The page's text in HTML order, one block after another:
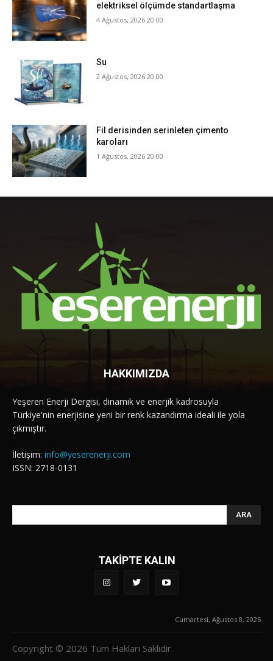
elektriksel ölçümde standartlaşma
4 Ağustos, 2026 20:00
Su
2 Ağustos, 2026 20:00
Fil derisinden serinleten çimento
karoları
1 Ağustos, 2026 20:00
HAKKIMIZDA
Yeşeren Enerji Dergisi, dinamik ve enerjik kadrosuyla
Türkiye'nin enerjisine yeni bir renk kazandırma ideali ile yola
çıkmıştır.
İletişim: info@yeserenerji.com
ISSN: 2718-0131
ARA
TAKİPTE KALIN
Cumartesi, Ağustos 8, 2026
Copyright © 2026 Tüm Hakları Saklıdır.